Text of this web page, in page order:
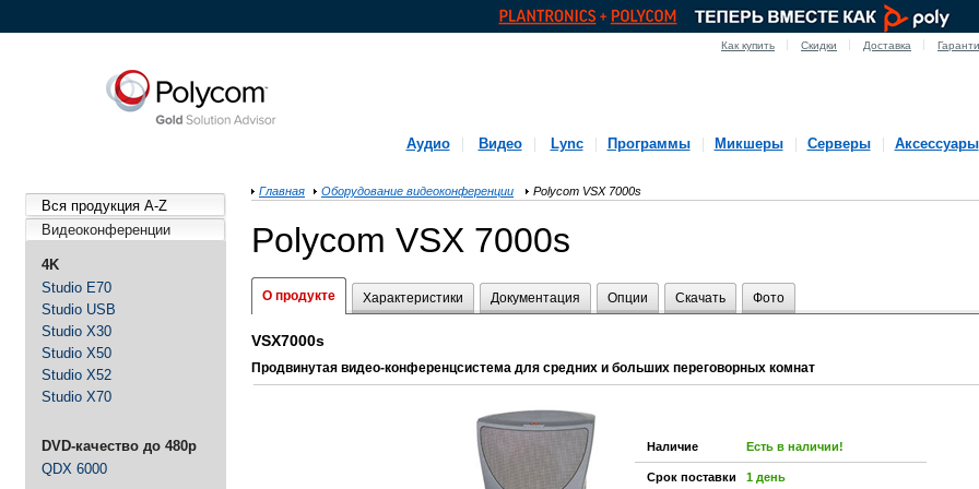
Как купить Скидки Доставка
Аудио Видео Lync Программы Микшеры Серверы Аксессуары
Вся продукция A-Z
Видеоконференции
4K
Studio E70
Studio USB
Studio X30
Studio X50
Studio X52
Studio X70
DVD-качество до 480p
QDX 6000
Главная Оборудование видеоконференции Polycom VSX 7000s
Polycom VSX 7000s
О продукте Характеристики Документация Опции Скачать Фото
VSX7000s
Продвинутая видео-конференцсистема для средних и больших переговорных комнат
Наличие Есть в наличии!
Срок поставки 1 день